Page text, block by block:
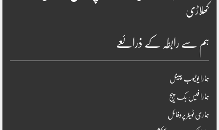
کھلاڑی
ہم سے رابطہ کے ذرائعے
ہمارا یوٹیوب چینل
ہمارا فیس بک پیج
ہماری ٹویٹر پروفائل